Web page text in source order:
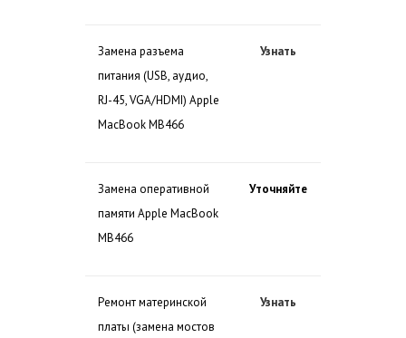
Замена разъема
питания (USB, аудио,
RJ-45, VGA/HDMI) Apple
MacBook MB466
Узнать
Замена оперативной
памяти Apple MacBook
MB466
Уточняйте
Ремонт материнской
платы (замена мостов
Узнать